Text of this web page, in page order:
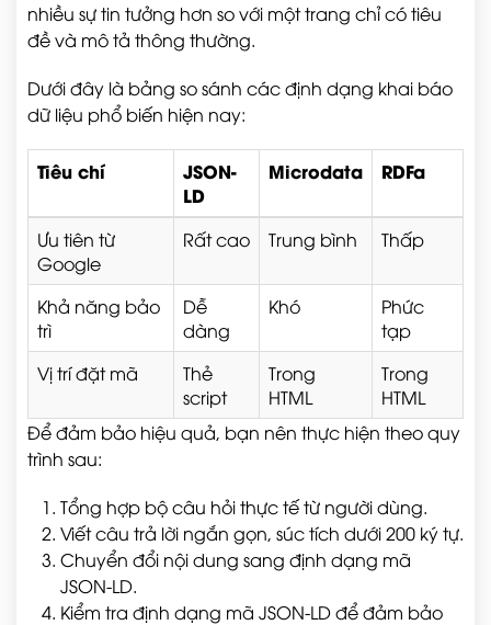
nhiều sự tin tưởng hơn so với một trang chỉ có tiêu
đề và mô tả thông thường.
Dưới đây là bảng so sánh các định dạng khai báo
dữ liệu phổ biến hiện nay:
Tiêu chí
JSON-
LD
Microdata RDFa
Ưu tiên từ
Google
Rất cao Trung bình Thấp
Khả năng bảo
trì
Dễ
dàng
Khó
Phức
tạp
Vị trí đặt mã
Thẻ
script
Trong
HTML
Trong
HTML
Để đảm bảo hiệu quả, bạn nên thực hiện theo quy
trình sau:
Tổng hợp bộ câu hỏi thực tế từ người dùng.
Viết câu trả lời ngắn gọn, súc tích dưới 200 ký tự.
Chuyển đổi nội dung sang định dạng mã
JSON-LD.
Kiểm tra định dạng mã JSON-LD để đảm bảo